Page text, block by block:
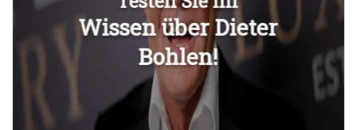
Überspringen